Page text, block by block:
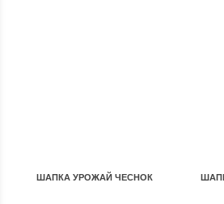
ШАПКА УРОЖАЙ ЧЕСНОК